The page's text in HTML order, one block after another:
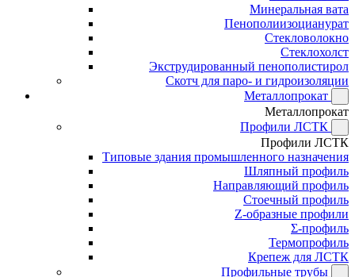
Минеральная вата
Пенополиизоцианурат
Стекловолокно
Стеклохолст
Экструдированный пенополистирол
Скотч для паро- и гидроизоляции
Металлопрокат
Металлопрокат
Профили ЛСТК
Профили ЛСТК
Типовые здания промышленного назначения
Шляпный профиль
Направляющий профиль
Стоечный профиль
Z-образные профили
Σ-профиль
Термопрофиль
Крепеж для ЛСТК
Профильные трубы